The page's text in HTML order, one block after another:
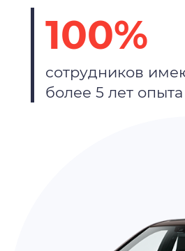
100%
сотрудников
более 5 лет опыта